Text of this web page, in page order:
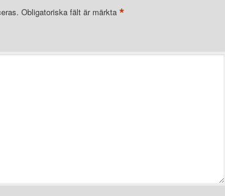
Obligatoriska fält är märkta *